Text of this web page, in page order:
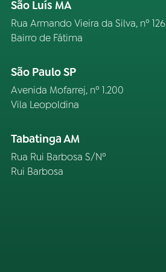
São Luís MA
Rua Armando Vieira da Silva, nº 126
Bairro de Fátima
São Paulo SP
Avenida Mofarrej, nº 1.200
Vila Leopoldina
Tabatinga AM
Rua Rui Barbosa S/Nº
Rui Barbosa